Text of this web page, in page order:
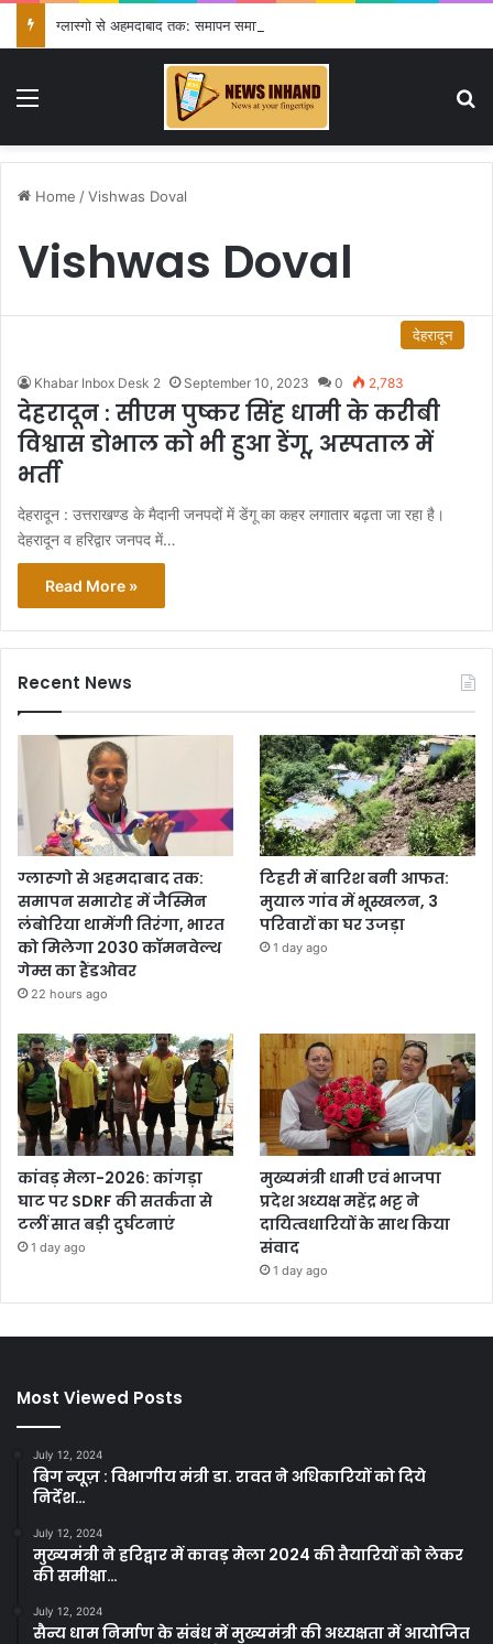
Menu
Home /Vishwas Doval
Vishwas Doval
देहरादून
Khabar Inbox Desk 2 September 10, 2023 0 2,783
देहरादून : सीएम पुष्कर सिंह धामी के करीबी
विश्वास डोभाल को भी हुआ डेंगू, अस्पताल में
भर्ती
देहरादून : उत्तराखण्ड के मैदानी जनपदों में डेंगू का कहर लगातार बढ़ता जा रहा है।
देहरादून व हरिद्वार जनपद में…
Read More »
Recent News
ग्लास्गो से अहमदाबाद तक:
समापन समारोह में जैस्मिन
लंबोरिया थामेंगी तिरंगा, भारत
को मिलेगा 2030 कॉमनवेल्थ
गेम्स का हैंडओवर
22 hours ago
टिहरी में बारिश बनी आफत:
मुयाल गांव में भूस्खलन, 3
परिवारों का घर उजड़ा
1 day ago
कांवड़ मेला-2026: कांगड़ा
घाट पर SDRF की सतर्कता से
टलीं सात बड़ी दुर्घटनाएं
1 day ago
मुख्यमंत्री धामी एवं भाजपा
प्रदेश अध्यक्ष महेंद्र भट्ट ने
दायित्वधारियों के साथ किया
संवाद
1 day ago
Most Viewed Posts
July 12, 2024
बिग न्यूज़ : विभागीय मंत्री डा. रावत ने अधिकारियों को दिये
निर्देश…
July 12, 2024
मुख्यमंत्री ने हरिद्वार में कावड़ मेला 2024 की तैयारियों को लेकर
की समीक्षा…
July 12, 2024
सैन्य धाम निर्माण के संबंध में मुख्यमंत्री की अध्यक्षता में आयोजित